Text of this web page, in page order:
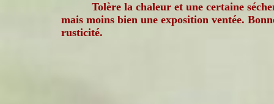
Tolère la chaleur et une certaine
mais moins bien une exposition ventée.
rusticité.